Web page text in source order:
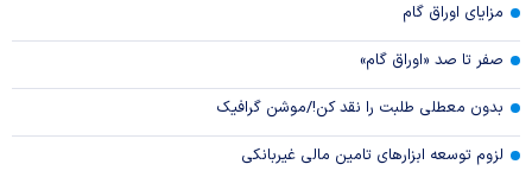
مزایای اوراق گام
صفر تا صد «اوراق گام»
بدون معطلی طلبت را نقد کن!/موشن گرافیک
لزوم توسعه ابزارهای تامین مالی غیربانکی